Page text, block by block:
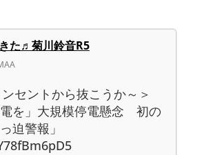
た♬菊川鈴音R5
セントから抜こうか～＞
電を」大規模停電懸念 初の
迫警報」